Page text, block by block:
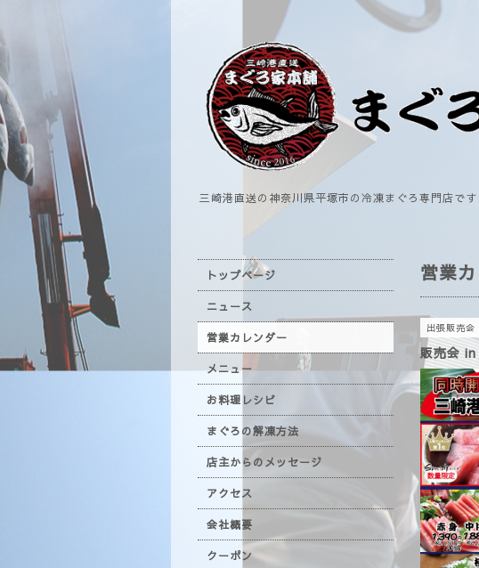
三崎港直送の神奈川県平塚市の冷凍まぐろ専門店で
営業
出張販売会
販売会
トップページ
ニュース
営業カレンダー
メニュー
お料理レシピ
まぐろの解凍方法
店主からのメッセージ
アクセス
会社概要
クーポン